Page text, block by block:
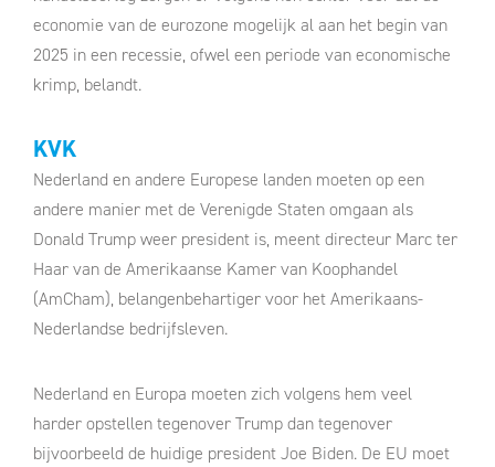
economie van de eurozone mogelijk al aan het begin van
2025 in een recessie, ofwel een periode van economische
krimp, belandt.
KVK
Nederland en andere Europese landen moeten op een
andere manier met de Verenigde Staten omgaan als
Donald Trump weer president is, meent directeur Marc ter
Haar van de Amerikaanse Kamer van Koophandel
(AmCham), belangenbehartiger voor het Amerikaans-
Nederlandse bedrijfsleven.
Nederland en Europa moeten zich volgens hem veel
harder opstellen tegenover Trump dan tegenover
bijvoorbeeld de huidige president Joe Biden. De EU moet